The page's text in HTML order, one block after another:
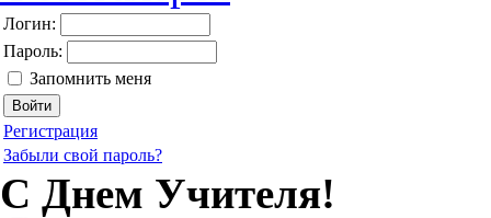
Логин:
Пароль:
Запомнить меня
Регистрация
Забыли свой пароль?
С Днем Учителя!